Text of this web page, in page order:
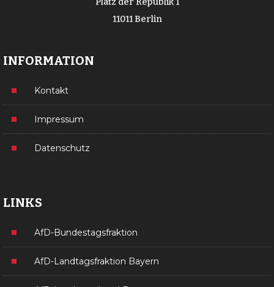
11011 Berlin
INFORMATION
Kontakt
Impressum
Datenschutz
LINKS
AfD-Bundestagsfraktion
AfD-Landtagsfraktion Bayern